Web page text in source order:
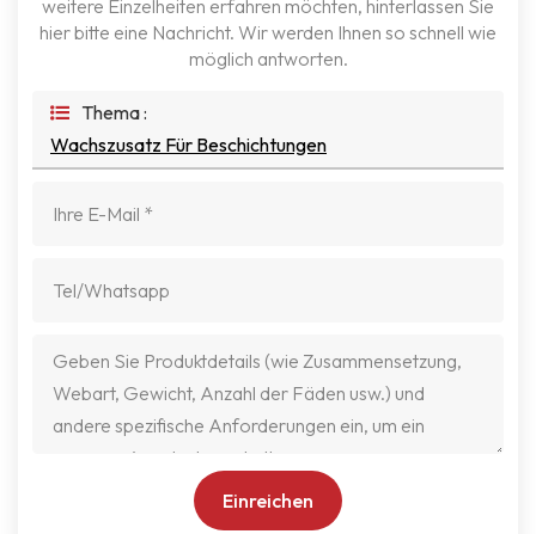
weitere Einzelheiten erfahren möchten, hinterlassen Sie
hier bitte eine Nachricht. Wir werden Ihnen so schnell wie
möglich antworten.
Thema :
Wachszusatz Für Beschichtungen
Einreichen